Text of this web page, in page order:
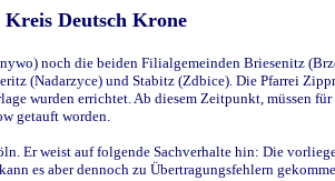
Deutsch Krone
noch die beiden Filialgemeinden Briesenitz
(Nadarzyce) und Stabitz (Zdbice). Die Pfarrei
wurden errichtet. Ab diesem Zeitpunkt, müssen
getauft worden.
Er weist auf folgende Sachverhalte hin: Die
es aber dennoch zu Übertragungsfehlern